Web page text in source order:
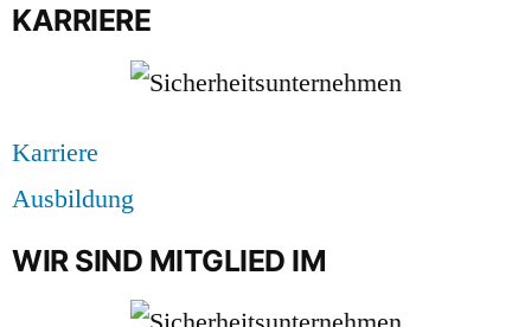
KARRIERE
Karriere
Ausbildung
WIR SIND MITGLIED IM